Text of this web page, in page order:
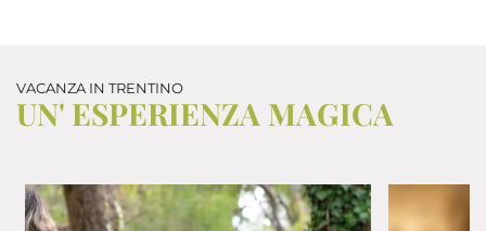
VACANZA IN TRENTINO
UN' ESPERIENZA MAGICA